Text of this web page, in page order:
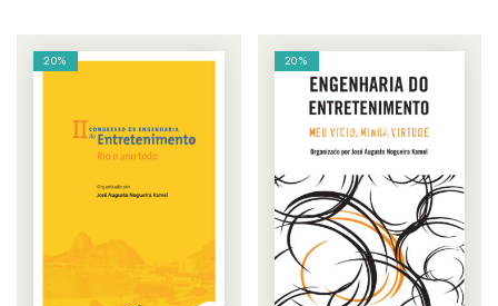
20% 20%